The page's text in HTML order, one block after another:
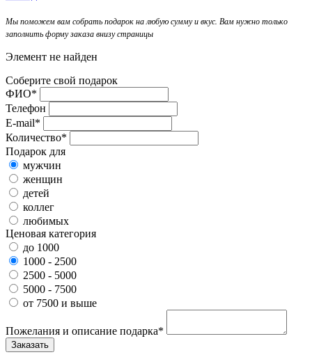
Мы поможем вам собрать подарок на любую сумму и вкус. Вам нужно только
заполнить форму заказа внизу страницы
Элемент не найден
Соберите свой подарок
ФИО*
Телефон
E-mail*
Количество*
Подарок для
мужчин
женщин
детей
коллег
любимых
Ценовая категория
до 1000
1000 - 2500
2500 - 5000
5000 - 7500
от 7500 и выше
Пожелания и описание подарка*